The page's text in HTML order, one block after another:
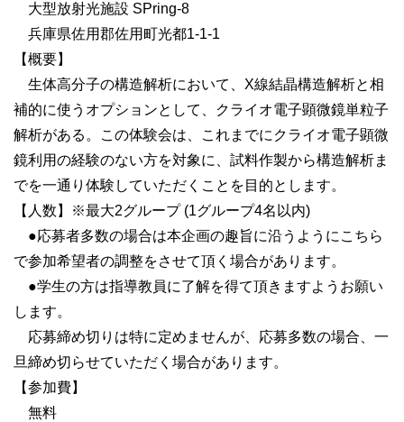
大型放射光施設 SPring-8
兵庫県佐用郡佐用町光都1-1-1
【概要】
生体高分子の構造解析において、X線結晶構造解析と相
補的に使うオプションとして、クライオ電子顕微鏡単粒子
解析がある。この体験会は、これまでにクライオ電子顕微
鏡利用の経験のない方を対象に、試料作製から構造解析ま
でを一通り体験していただくことを目的とします。
【人数】※最大2グループ (1グループ4名以内)
●応募者多数の場合は本企画の趣旨に沿うようにこちら
で参加希望者の調整をさせて頂く場合があります。
●学生の方は指導教員に了解を得て頂きますようお願い
します。
応募締め切りは特に定めませんが、応募多数の場合、一
旦締め切らせていただく場合があります。
【参加費】
無料